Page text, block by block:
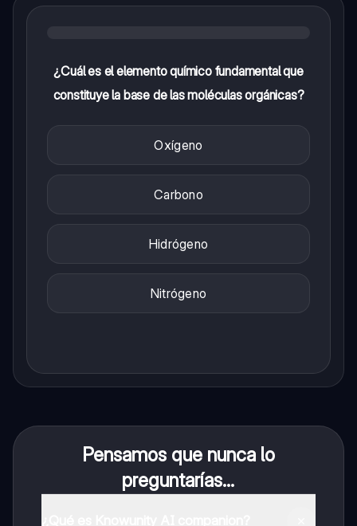
¿Cuál es el elemento químico fundamental que
constituye la base de las moléculas orgánicas?
Oxígeno
Carbono
Hidrógeno
Nitrógeno
Pensamos que nunca lo
preguntarías...